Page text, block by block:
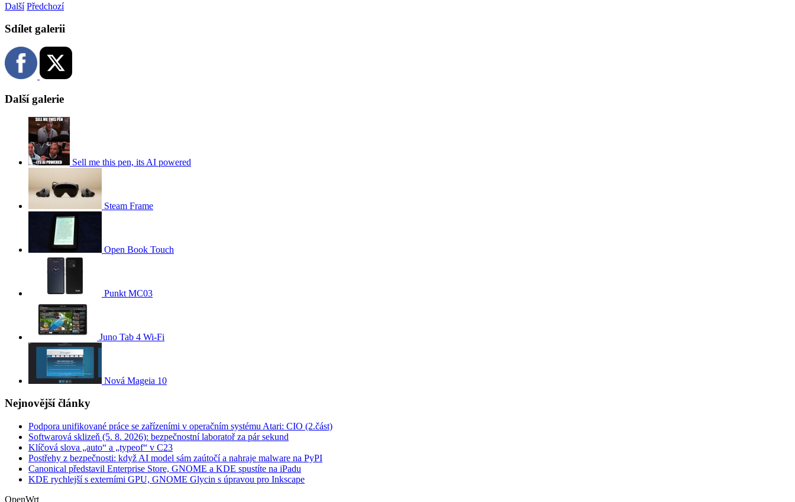
Další Předchozí
Sdílet galerii
Další galerie
Sell me this pen, its AI powered
Steam Frame
Open Book Touch
Punkt MC03
Juno Tab 4 Wi-Fi
Nová Mageia 10
Nejnovější články
Podpora unifikované práce se zařízeními v operačním systému Atari: CIO (2.část)
Softwarová sklizeň (5. 8. 2026): bezpečnostní laboratoř za pár sekund
Klíčová slova „auto“ a „typeof“ v C23
Postřehy z bezpečnosti: když AI model sám zaútočí a nahraje malware na PyPI
Canonical představil Enterprise Store, GNOME a KDE spustíte na iPadu
KDE rychlejší s externími GPU, GNOME Glycin s úpravou pro Inkscape
OpenWrt